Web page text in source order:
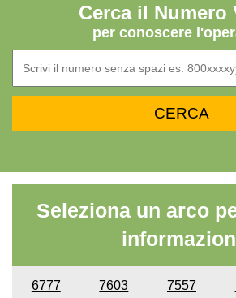
Cerca il Numero
per conoscere
Seleziona un arco
6777 7603 7557